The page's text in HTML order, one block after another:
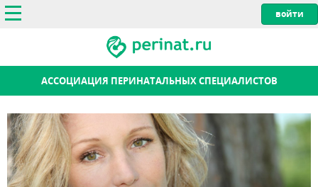
АССОЦИАЦИЯ ПЕРИНАТАЛЬНЫХ СПЕЦИАЛИСТОВ